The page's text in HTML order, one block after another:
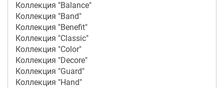
Коллекция "Balance"
Коллекция "Band"
Коллекция "Benefit"
Коллекция "Classic"
Коллекция "Color"
Коллекция "Decore"
Коллекция "Guard"
Коллекция "Hand"